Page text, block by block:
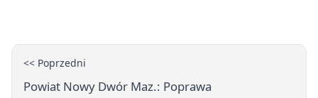
<< Poprzedni
Powiat Nowy Dwór Maz.: Poprawa